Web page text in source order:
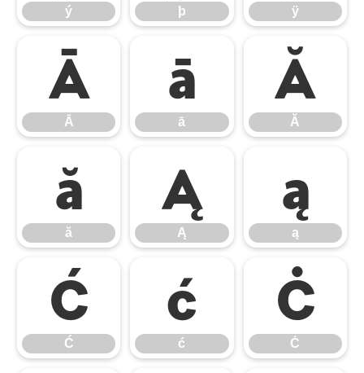
ý þ ÿ
Ā
Ā
ā
ā
Ă
Ă
ă
ă
Ą
Ą
ą
ą
Ć
Ć
ć
ć
Ċ
Ċ